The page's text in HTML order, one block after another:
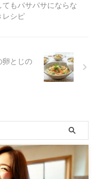
もパサパサにならな
レシピ
卵とじの